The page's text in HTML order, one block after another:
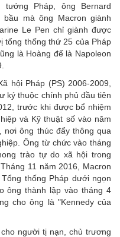
Pháp, ông Bernard
mà ông Macron giành
Le Pen chỉ giành được
tổng thống thứ 25 của Pháp
là Hoàng đế là Napoleon
hội Pháp (PS) 2006-2009,
ký thuộc chính phủ đầu tiên
trước khi được bổ nhiệm
và Kỹ thuật số vào năm
nơi ông thúc đẩy thông qua
Ông từ chức vào tháng
trào tự do xã hội trong
11 năm 2016, Macron
thống Pháp dưới ngọn
ông thành lập vào tháng 4
cho ông là "Kennedy của
người tị nạn, chủ trương